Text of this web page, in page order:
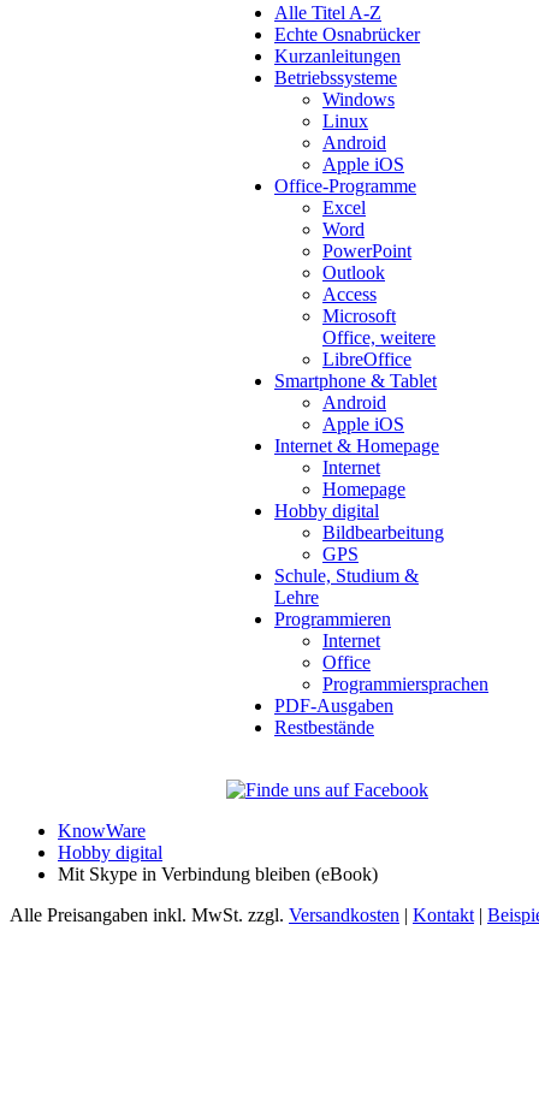
Alle Titel A-Z
Echte Osnabrücker
Kurzanleitungen
Betriebssysteme
Windows
Linux
Android
Apple iOS
Office-Programme
Excel
Word
PowerPoint
Outlook
Access
Microsoft
Office, weitere
LibreOffice
Smartphone & Tablet
Android
Apple iOS
Internet & Homepage
Internet
Homepage
Hobby digital
Bildbearbeitung
GPS
Schule, Studium &
Lehre
Programmieren
Internet
Office
Programmiersprachen
PDF-Ausgaben
Restbestände
KnowWare
Hobby digital
Mit Skype in Verbindung bleiben (eBook)
Alle Preisangaben inkl. MwSt. zzgl. Versandkosten | Kontakt |